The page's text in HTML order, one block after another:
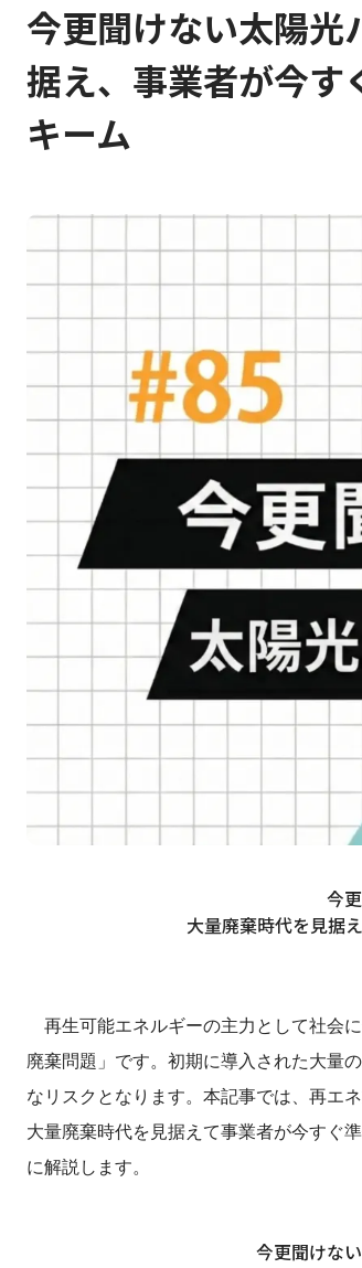
今更聞けない太陽光
据え、事業者が今す
キーム
今
大量廃棄時代を見据
再生可能エネルギーの主力として社会
廃棄問題」です。初期に導入された大量
なリスクとなります。本記事では、再エ
大量廃棄時代を見据えて事業者が今すぐ
に解説します。
今更聞けな